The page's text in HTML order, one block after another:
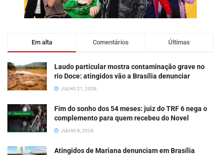
Em alta Comentários Últimas
Laudo particular mostra contaminação grave no
rio Doce: atingidos vão a Brasília denunciar
JULHO 21, 2026
Fim do sonho dos 54 meses: juiz do TRF 6 nega o
complemento para quem recebeu do Novel
JULHO 8, 2026
Atingidos de Mariana denunciam em Brasília